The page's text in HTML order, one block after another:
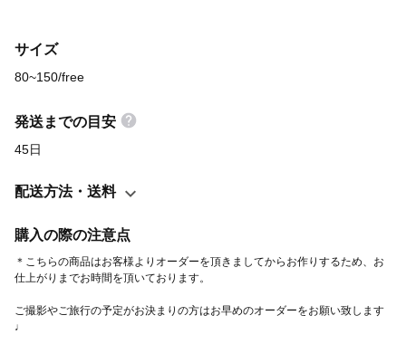
80/90/100/110/120/130/140/150cm ＊前あきボタンデザイン ＊但
し、140＆150cmは追加料金+￥3,000にてオーダー頂けます。 ★
ート丈をご記載お願い致します。 ★ガールワンピースをボーイシ
ャツにも変更可能です。ご希望の方は備考欄にご記入ください。
80/90/100/110/120/130/140/150cm ＊140&150cmサイズは追加料
タンデザイン
サイズ
80~150/free
発送までの目安
45日
配送方法・送料
購入の際の注意点
＊こちらの商品はお客様よりオーダーを頂きましてからお作りするため、お
ご撮影やご旅行の予定がお決まりの方はお早めのオーダーをお願い致します